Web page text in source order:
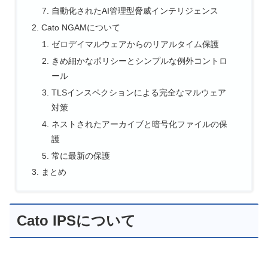
自動化されたAI管理型脅威インテリジェンス
Cato NGAMについて
ゼロデイマルウェアからのリアルタイム保護
きめ細かなポリシーとシンプルな例外コントロ
ール
TLSインスペクションによる完全なマルウェア
対策
ネストされたアーカイブと暗号化ファイルの保
護
常に最新の保護
まとめ
Cato IPSについて